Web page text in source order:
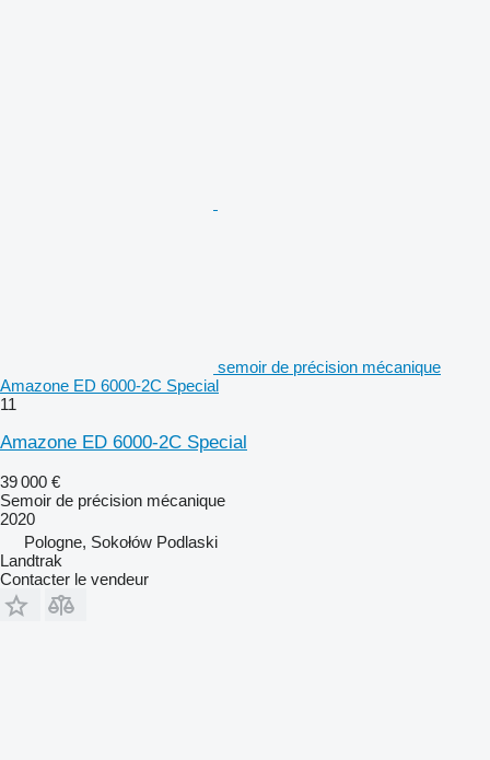
semoir de précision mécanique
Amazone ED 6000-2C Special
11
Amazone ED 6000-2C Special
39 000 €
Semoir de précision mécanique
2020
Pologne, Sokołów Podlaski
Landtrak
Contacter le vendeur